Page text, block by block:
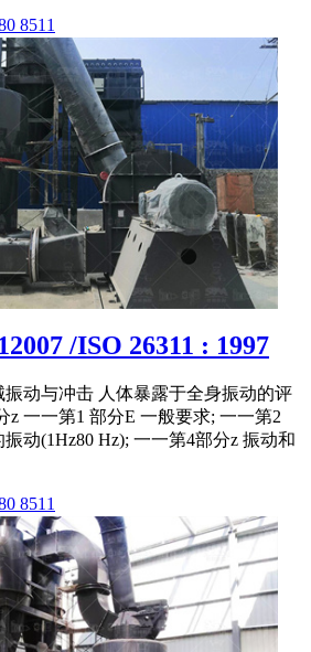
8511
/ISO 26311 : 1997
振动与冲击 人体暴露于全身振动的评
z 一一第1 部分E 一般要求; 一一第2
动(1Hz80 Hz); 一一第4部分z 振动和
8511